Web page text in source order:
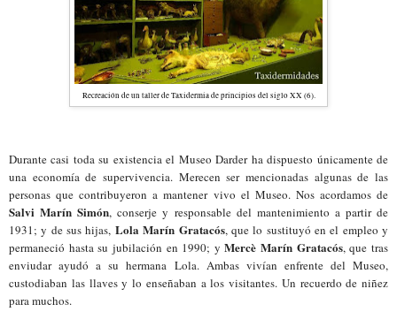
Recreación de un taller de Taxidermia de principios del siglo XX (6).
Durante casi toda su existenciael Museo Darder ha dispuesto únicamentede
una economía de supervivencia. Merecen sermencionadas algunas de las
personas quecontribuyeron a mantener vivo el Museo. Nos acordamos de
Salvi MarínSimón, conserje y responsable del mantenimiento a partir de
1931;y de sus hijas, Lola Marín Gratacós, que lo sustituyó en el empleo y
permaneció hasta su jubilación en 1990; yMercè Marín Gratacós, quetras
enviudar ayudó a su hermana Lola. Ambas vivían enfrentedel Museo,
custodiaban las llaves y lo enseñaban alos visitantes. Un recuerdo de niñez
paramuchos.